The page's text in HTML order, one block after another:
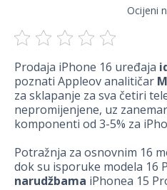
Ocijeni
Prodaja iPhone 16 uređaja
poznati Appleov analitičar
za sklapanje za sva četiri
nepromijenjene, uz
komponenti od 3-5% za
Potražnja za osnovnim 16
dok su isporuke modela 16
narudžbama iPhonea 15